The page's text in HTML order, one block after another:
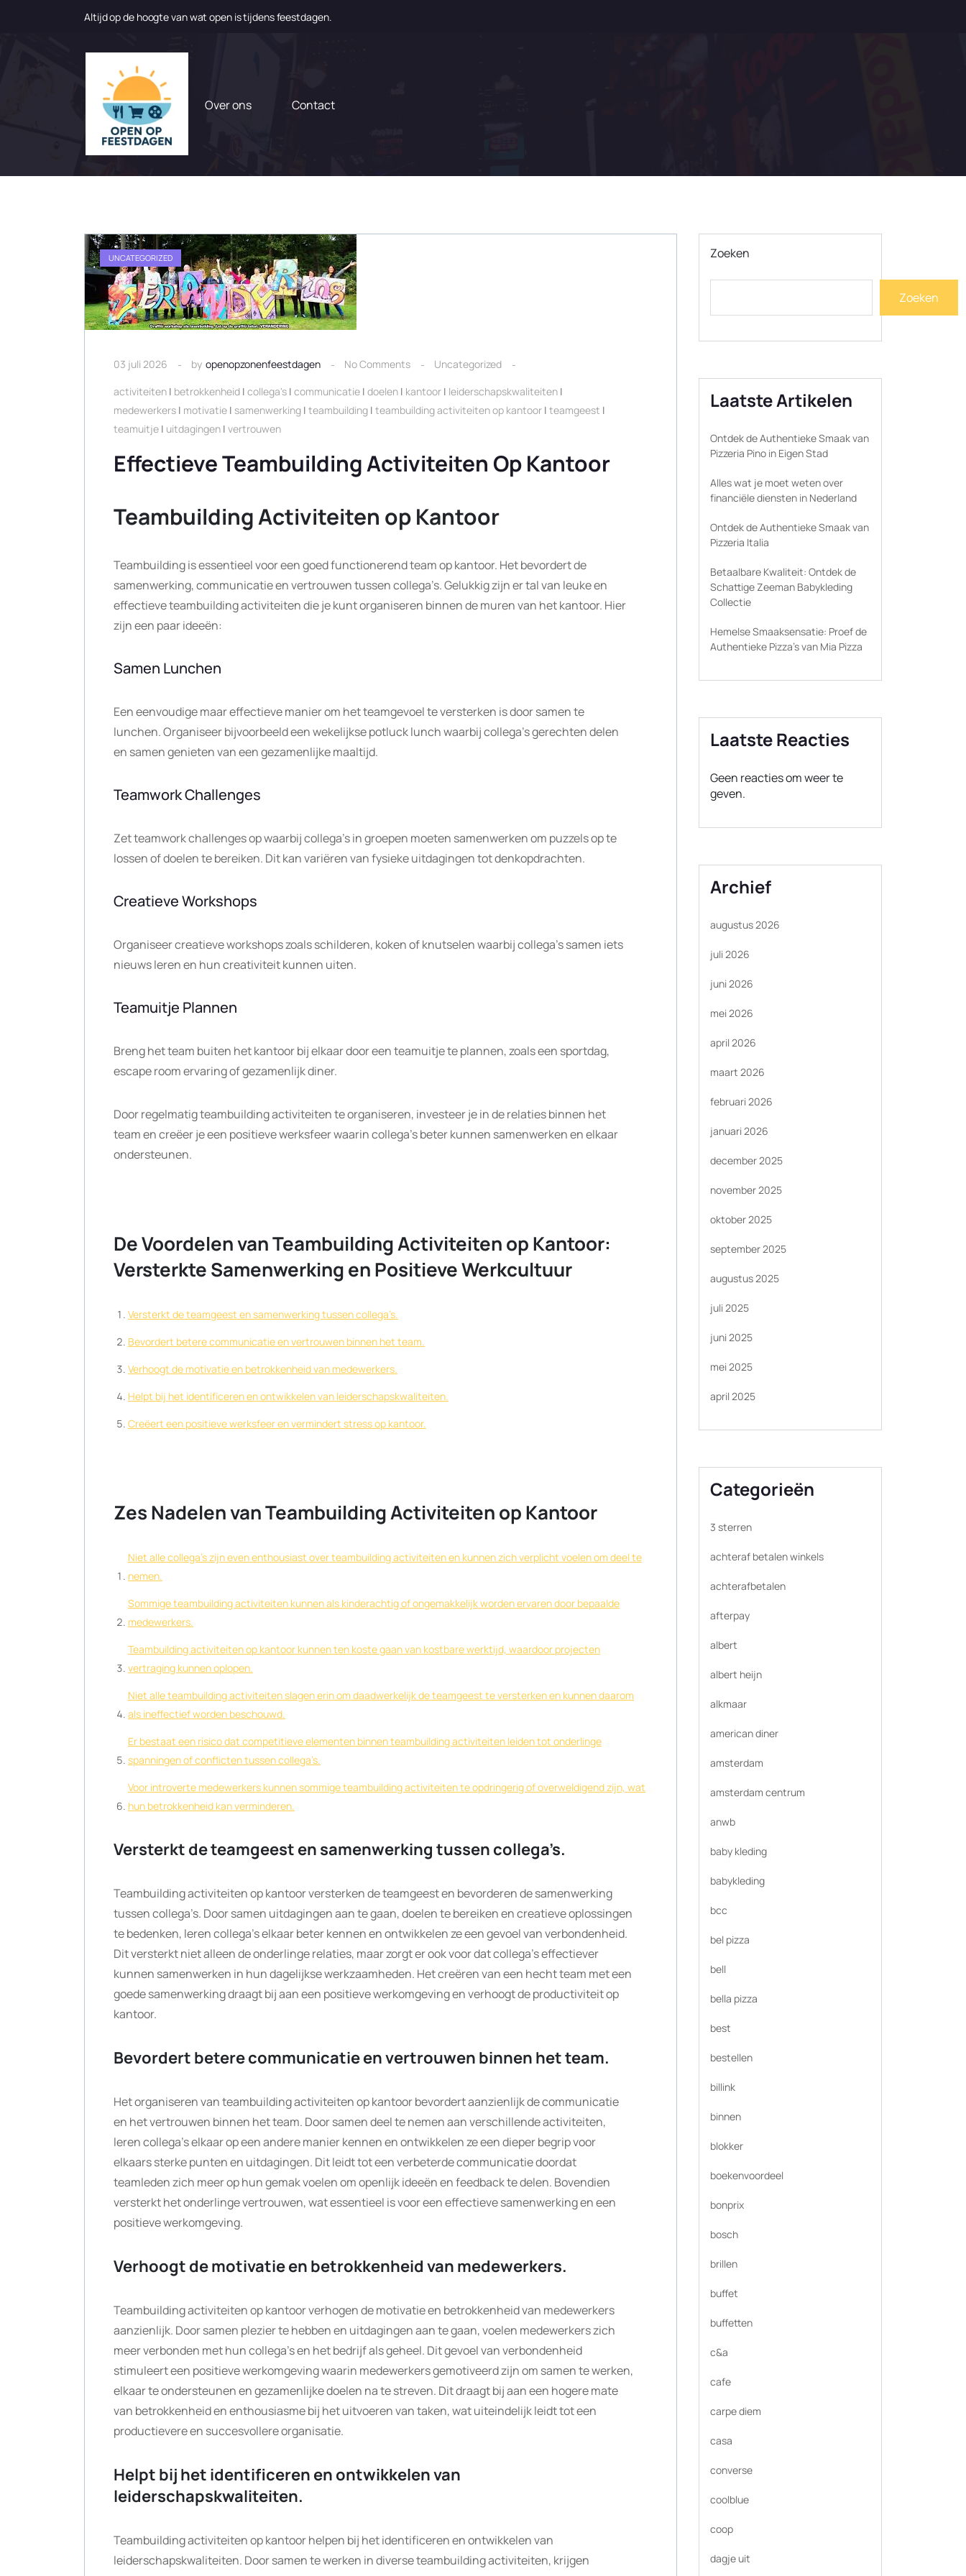
Altijd op de hoogte van wat open is tijdens feestdagen.
Over ons Contact
UNCATEGORIZED
03 juli 2026 by openopzonenfeestdagen No Comments
Uncategorized
activiteiten | betrokkenheid | collega's | communicatie | doelen | kantoor | leiderschapskwaliteiten |
medewerkers | motivatie | samenwerking | teambuilding | teambuilding activiteiten op kantoor | teamgeest |
teamuitje | uitdagingen | vertrouwen
Effectieve Teambuilding Activiteiten Op Kantoor
Teambuilding Activiteiten op Kantoor
Teambuilding is essentieel voor een goed functionerend team op kantoor. Het bevordert de
samenwerking, communicatie en vertrouwen tussen collega’s. Gelukkig zijn er tal van leuke en
effectieve teambuilding activiteiten die je kunt organiseren binnen de muren van het kantoor. Hier
zijn een paar ideeën:
Samen Lunchen
Een eenvoudige maar effectieve manier om het teamgevoel te versterken is door samen te
lunchen. Organiseer bijvoorbeeld een wekelijkse potluck lunch waarbij collega’s gerechten delen
en samen genieten van een gezamenlijke maaltijd.
Teamwork Challenges
Zet teamwork challenges op waarbij collega’s in groepen moeten samenwerken om puzzels op te
lossen of doelen te bereiken. Dit kan variëren van fysieke uitdagingen tot denkopdrachten.
Creatieve Workshops
Organiseer creatieve workshops zoals schilderen, koken of knutselen waarbij collega’s samen iets
nieuws leren en hun creativiteit kunnen uiten.
Teamuitje Plannen
Breng het team buiten het kantoor bij elkaar door een teamuitje te plannen, zoals een sportdag,
escape room ervaring of gezamenlijk diner.
Door regelmatig teambuilding activiteiten te organiseren, investeer je in de relaties binnen het
team en creëer je een positieve werksfeer waarin collega’s beter kunnen samenwerken en elkaar
ondersteunen.
De Voordelen van Teambuilding Activiteiten op Kantoor:
Versterkte Samenwerking en Positieve Werkcultuur
Versterkt de teamgeest en samenwerking tussen collega’s.
Bevordert betere communicatie en vertrouwen binnen het team.
Verhoogt de motivatie en betrokkenheid van medewerkers.
Helpt bij het identificeren en ontwikkelen van leiderschapskwaliteiten.
Creëert een positieve werksfeer en vermindert stress op kantoor.
Zes Nadelen van Teambuilding Activiteiten op Kantoor
Niet alle collega’s zijn even enthousiast over teambuilding activiteiten en kunnen zich verplicht voelen om deel te
nemen.
Sommige teambuilding activiteiten kunnen als kinderachtig of ongemakkelijk worden ervaren door bepaalde
medewerkers.
Teambuilding activiteiten op kantoor kunnen ten koste gaan van kostbare werktijd, waardoor projecten
vertraging kunnen oplopen.
Niet alle teambuilding activiteiten slagen erin om daadwerkelijk de teamgeest te versterken en kunnen daarom
als ineffectief worden beschouwd.
Er bestaat een risico dat competitieve elementen binnen teambuilding activiteiten leiden tot onderlinge
spanningen of conflicten tussen collega’s.
Voor introverte medewerkers kunnen sommige teambuilding activiteiten te opdringerig of overweldigend zijn, wat
hun betrokkenheid kan verminderen.
Versterkt de teamgeest en samenwerking tussen collega’s.
Teambuilding activiteiten op kantoor versterken de teamgeest en bevorderen de samenwerking
tussen collega’s. Door samen uitdagingen aan te gaan, doelen te bereiken en creatieve oplossingen
te bedenken, leren collega’s elkaar beter kennen en ontwikkelen ze een gevoel van verbondenheid.
Dit versterkt niet alleen de onderlinge relaties, maar zorgt er ook voor dat collega’s effectiever
kunnen samenwerken in hun dagelijkse werkzaamheden. Het creëren van een hecht team met een
goede samenwerking draagt bij aan een positieve werkomgeving en verhoogt de productiviteit op
kantoor.
Bevordert betere communicatie en vertrouwen binnen het team.
Het organiseren van teambuilding activiteiten op kantoor bevordert aanzienlijk de communicatie
en het vertrouwen binnen het team. Door samen deel te nemen aan verschillende activiteiten,
leren collega’s elkaar op een andere manier kennen en ontwikkelen ze een dieper begrip voor
elkaars sterke punten en uitdagingen. Dit leidt tot een verbeterde communicatie doordat
teamleden zich meer op hun gemak voelen om openlijk ideeën en feedback te delen. Bovendien
versterkt het onderlinge vertrouwen, wat essentieel is voor een effectieve samenwerking en een
positieve werkomgeving.
Verhoogt de motivatie en betrokkenheid van medewerkers.
Teambuilding activiteiten op kantoor verhogen de motivatie en betrokkenheid van medewerkers
aanzienlijk. Door samen plezier te hebben en uitdagingen aan te gaan, voelen medewerkers zich
meer verbonden met hun collega’s en het bedrijf als geheel. Dit gevoel van verbondenheid
stimuleert een positieve werkomgeving waarin medewerkers gemotiveerd zijn om samen te werken,
elkaar te ondersteunen en gezamenlijke doelen na te streven. Dit draagt bij aan een hogere mate
van betrokkenheid en enthousiasme bij het uitvoeren van taken, wat uiteindelijk leidt tot een
productievere en succesvollere organisatie.
Helpt bij het identificeren en ontwikkelen van
leiderschapskwaliteiten.
Teambuilding activiteiten op kantoor helpen bij het identificeren en ontwikkelen van
leiderschapskwaliteiten. Door samen te werken in diverse teambuilding activiteiten, krijgen
Zoeken
Zoeken
Laatste Artikelen
Ontdek de Authentieke Smaak van
Pizzeria Pino in Eigen Stad
Alles wat je moet weten over
financiële diensten in Nederland
Ontdek de Authentieke Smaak van
Pizzeria Italia
Betaalbare Kwaliteit: Ontdek de
Schattige Zeeman Babykleding
Collectie
Hemelse Smaaksensatie: Proef de
Authentieke Pizza’s van Mia Pizza
Laatste Reacties
Geen reacties om weer te
geven.
Archief
augustus 2026
juli 2026
juni 2026
mei 2026
april 2026
maart 2026
februari 2026
januari 2026
december 2025
november 2025
oktober 2025
september 2025
augustus 2025
juli 2025
juni 2025
mei 2025
april 2025
Categorieën
3 sterren
achteraf betalen winkels
achterafbetalen
afterpay
albert
albert heijn
alkmaar
american diner
amsterdam
amsterdam centrum
anwb
baby kleding
babykleding
bcc
bel pizza
bell
bella pizza
best
bestellen
billink
binnen
blokker
boekenvoordeel
bonprix
bosch
brillen
buffet
buffetten
c&a
cafe
carpe diem
casa
converse
coolblue
coop
dagje uit